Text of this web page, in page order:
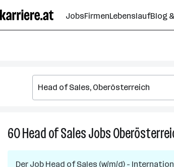
Seiteninhalt
springen
JobsFirmenLebenslaufBlog
60Head of SalesJobs
Der Job Head of Sales (w/m/d) -